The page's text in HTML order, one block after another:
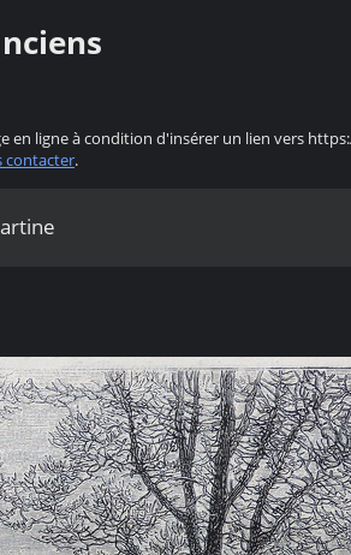
ligne à condition d'insérer un lien vers
contacter.